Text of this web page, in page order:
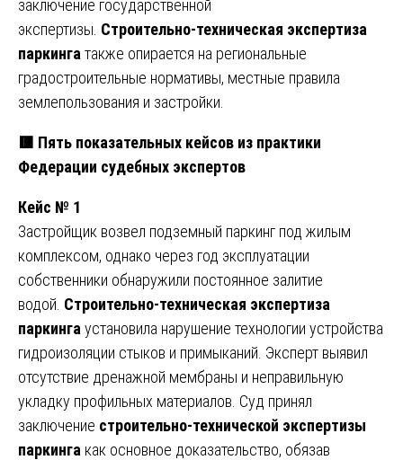
заключение государственной
экспертизы. Строительно-техническая экспертиза
паркинга также опирается на региональные
градостроительные нормативы, местные правила
землепользования и застройки.
🟥 Пять показательных кейсов из практики
Федерации судебных экспертов
Кейс № 1
Застройщик возвел подземный паркинг под жилым
комплексом, однако через год эксплуатации
собственники обнаружили постоянное залитие
водой. Строительно-техническая экспертиза
паркинга установила нарушение технологии устройства
гидроизоляции стыков и примыканий. Эксперт выявил
отсутствие дренажной мембраны и неправильную
укладку профильных материалов. Суд принял
заключение строительно-технической экспертизы
паркинга как основное доказательство, обязав